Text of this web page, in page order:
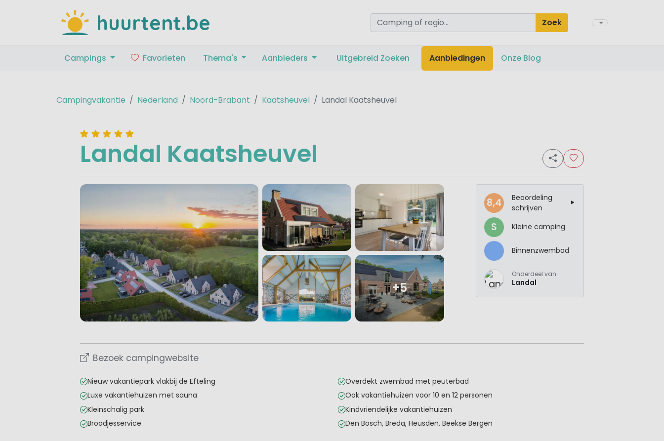
huurtent.be Zoek
Campings Favorieten Thema's Aanbieders Uitgebreid Zoeken Aanbiedingen Onze Blog
Campingvakantie Nederland Noord-Brabant Kaatsheuvel Landal Kaatsheuvel
Landal Kaatsheuvel
+5
8,4
Beoordeling
schrijven
S Kleine camping
Binnenzwembad
Onderdeel van
Landal
Bezoek campingwebsite
Nieuw vakantiepark vlakbij de Efteling
Luxe vakantiehuizen met sauna
Kleinschalig park
Broodjesservice
Overdekt zwembad met peuterbad
Ook vakantiehuizen voor 10 en 12 personen
Kindvriendelijke vakantiehuizen
Den Bosch, Breda, Heusden, Beekse Bergen